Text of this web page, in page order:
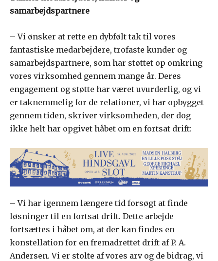
samarbejdspartnere
– Vi ønsker at rette en dybfølt tak til vores
fantastiske medarbejdere, trofaste kunder og
samarbejdspartnere, som har støttet op omkring
vores virksomhed gennem mange år. Deres
engagement og støtte har været uvurderlig, og vi
er taknemmelig for de relationer, vi har opbygget
gennem tiden, skriver virksomheden, der dog
ikke helt har opgivet håbet om en fortsat drift:
– Vi har igennem længere tid forsøgt at finde
løsninger til en fortsat drift. Dette arbejde
fortsættes i håbet om, at der kan findes en
konstellation for en fremadrettet drift af P. A.
Andersen. Vi er stolte af vores arv og de bidrag, vi